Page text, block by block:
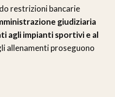
restrizioni bancarie
giudiziaria
agli impianti sportivi e al
allenamenti proseguono